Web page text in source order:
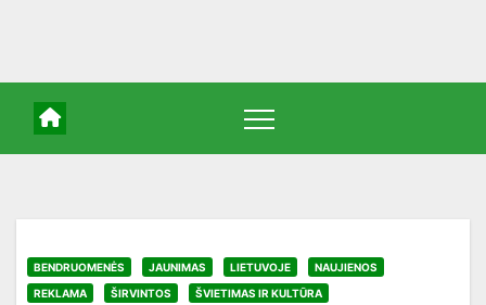
BENDRUOMENĖS JAUNIMAS LIETUVOJE
NAUJIENOS
REKLAMA
ŠIRVINTOS ŠVIETIMAS IR KULTŪRA